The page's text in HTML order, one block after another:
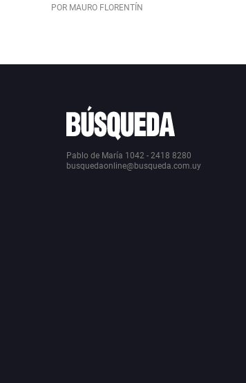
POR MAURO FLORENTÍN
Pablo de María 1042 - 2418 8280
busquedaonline@busqueda.com.uy